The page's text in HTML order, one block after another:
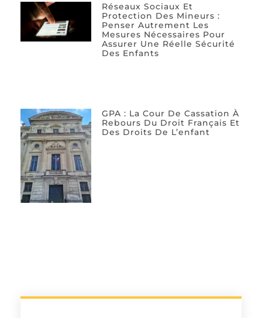
Réseaux Sociaux Et
Protection Des Mineurs :
Penser Autrement Les
Mesures Nécessaires Pour
Assurer Une Réelle Sécurité
Des Enfants
GPA : La Cour De Cassation À
Rebours Du Droit Français Et
Des Droits De L’enfant